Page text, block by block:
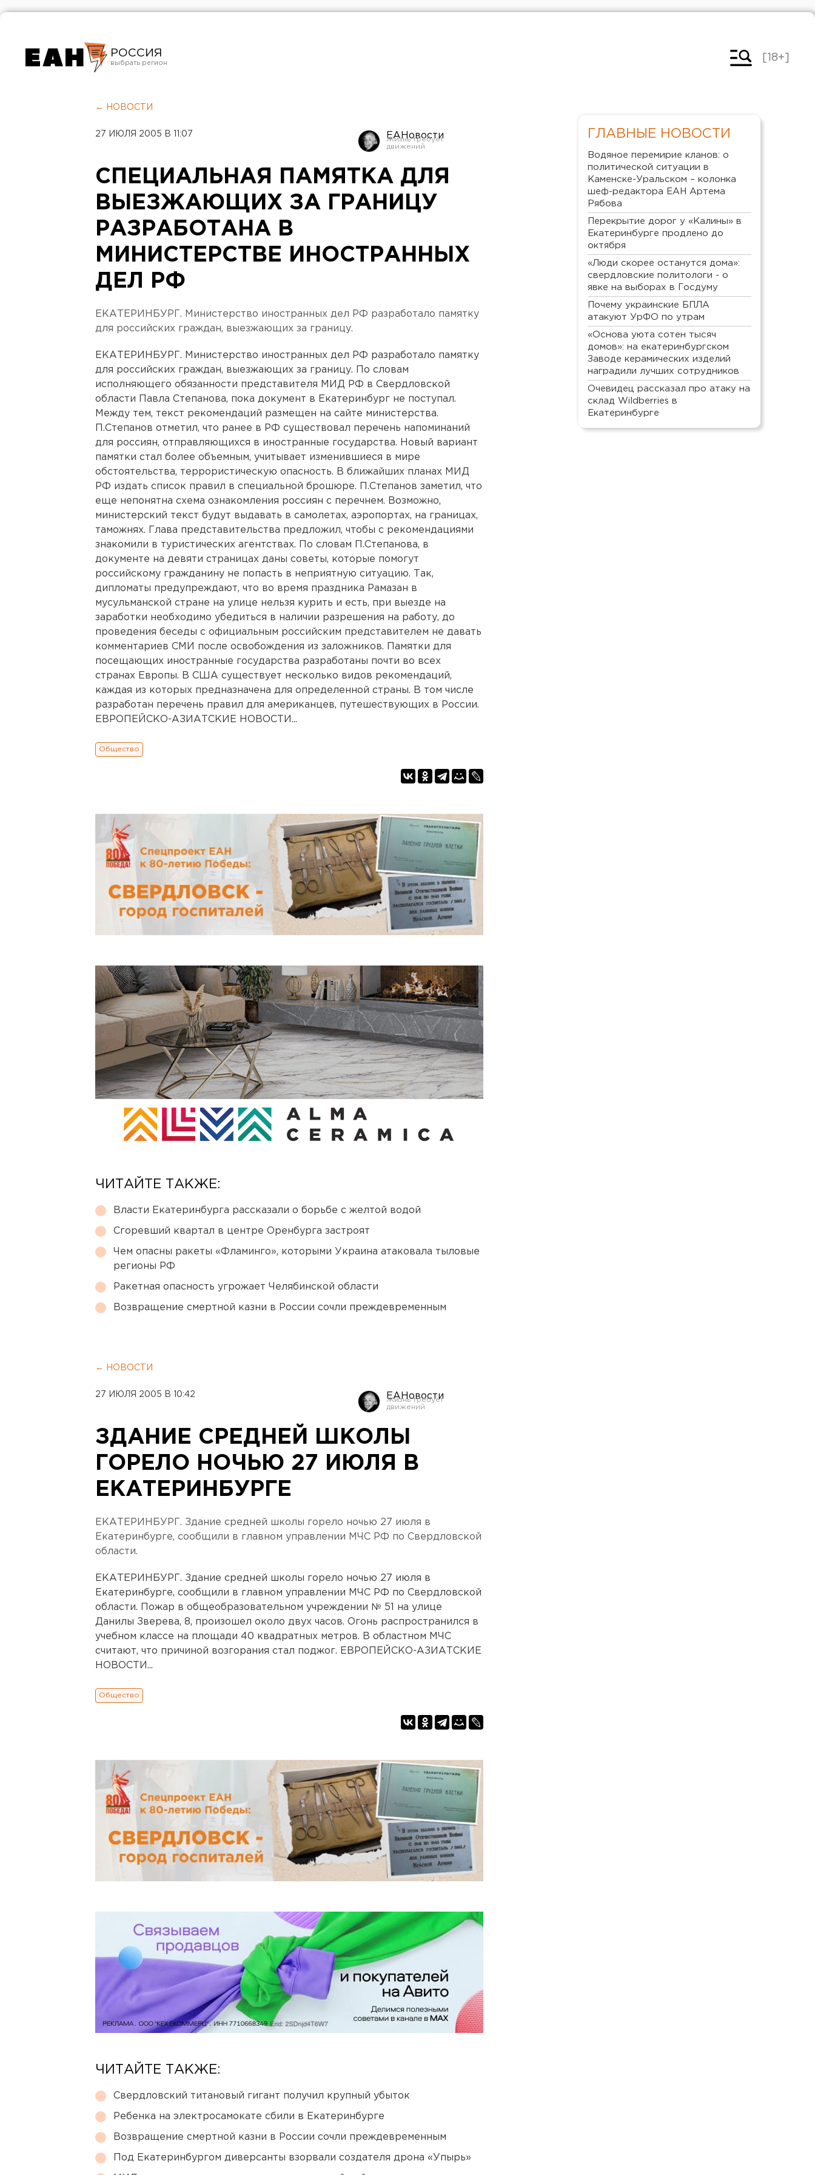
РОССИЯ
Челябинск
[18+]
← НОВОСТИ
27 ИЮЛЯ 2005 В 11:07 ЕАНовости
СПЕЦИАЛЬНАЯ ПАМЯТКА ДЛЯ
ВЫЕЗЖАЮЩИХ ЗА ГРАНИЦУ
РАЗРАБОТАНА В
МИНИСТЕРСТВЕ ИНОСТРАННЫХ
ДЕЛ РФ
ЕКАТЕРИНБУРГ. Министерство иностранных дел РФ разработало памятку
для российских граждан, выезжающих за границу.
ЕКАТЕРИНБУРГ. Министерство иностранных дел РФ разработало памятку
для российских граждан, выезжающих за границу. По словам
исполняющего обязанности представителя МИД РФ в Свердловской
области Павла Степанова, пока документ в Екатеринбург не поступал.
Между тем, текст рекомендаций размещен на сайте министерства.
П.Степанов отметил, что ранее в РФ существовал перечень напоминаний
для россиян, отправляющихся в иностранные государства. Новый вариант
памятки стал более объемным, учитывает изменившиеся в мире
обстоятельства, террористическую опасность. В ближайших планах МИД
РФ издать список правил в специальной брошюре. П.Степанов заметил, что
еще непонятна схема ознакомления россиян с перечнем. Возможно,
министерский текст будут выдавать в самолетах, аэропортах, на границах,
таможнях. Глава представительства предложил, чтобы с рекомендациями
знакомили в туристических агентствах. По словам П.Степанова, в
документе на девяти страницах даны советы, которые помогут
российскому гражданину не попасть в неприятную ситуацию. Так,
дипломаты предупреждают, что во время праздника Рамазан в
мусульманской стране на улице нельзя курить и есть, при выезде на
заработки необходимо убедиться в наличии разрешения на работу, до
проведения беседы с официальным российским представителем не давать
комментариев СМИ после освобождения из заложников. Памятки для
посещающих иностранные государства разработаны почти во всех
странах Европы. В США существует несколько видов рекомендаций,
каждая из которых предназначена для определенной страны. В том числе
разработан перечень правил для американцев, путешествующих в России.
ЕВРОПЕЙСКО-АЗИАТСКИЕ НОВОСТИ...
Общество
ЧИТАЙТЕ ТАКЖЕ:
Власти Екатеринбурга рассказали о борьбе с желтой водой
Сгоревший квартал в центре Оренбурга застроят
Чем опасны ракеты «Фламинго», которыми Украина атаковала тыловые
регионы РФ
Ракетная опасность угрожает Челябинской области
Возвращение смертной казни в России сочли преждевременным
← НОВОСТИ
27 ИЮЛЯ 2005 В 10:42 ЕАНовости
ЗДАНИЕ СРЕДНЕЙ ШКОЛЫ
ГОРЕЛО НОЧЬЮ 27 ИЮЛЯ В
ЕКАТЕРИНБУРГЕ
ЕКАТЕРИНБУРГ. Здание средней школы горело ночью 27 июля в
Екатеринбурге, сообщили в главном управлении МЧС РФ по Свердловской
области.
ЕКАТЕРИНБУРГ. Здание средней школы горело ночью 27 июля в
Екатеринбурге, сообщили в главном управлении МЧС РФ по Свердловской
области. Пожар в общеобразовательном учреждении № 51 на улице
Данилы Зверева, 8, произошел около двух часов. Огонь распространился в
учебном классе на площади 40 квадратных метров. В областном МЧС
считают, что причиной возгорания стал поджог. ЕВРОПЕЙСКО-АЗИАТСКИЕ
НОВОСТИ...
Общество
ЧИТАЙТЕ ТАКЖЕ:
Свердловский титановый гигант получил крупный убыток
Ребенка на электросамокате сбили в Екатеринбурге
Возвращение смертной казни в России сочли преждевременным
Под Екатеринбургом диверсанты взорвали создателя дрона «Упырь»
ГЛАВНЫЕ НОВОСТИ
Водяное перемирие кланов: о
политической ситуации в
Каменске-Уральском – колонка
шеф-редактора ЕАН Артема
Рябова
Перекрытие дорог у «Калины» в
Екатеринбурге продлено до
октября
«Люди скорее останутся дома»:
свердловские политологи - о
явке на выборах в Госдуму
Почему украинские БПЛА
атакуют УрФО по утрам
«Основа уюта сотен тысяч
домов»: на екатеринбургском
Заводе керамических изделий
наградили лучших сотрудников
Очевидец рассказал про атаку на
склад Wildberries в
Екатеринбурге